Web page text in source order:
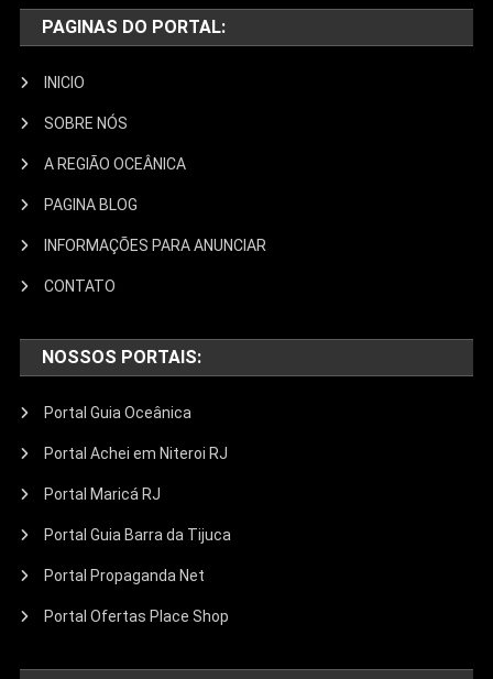
PAGINAS DO PORTAL:
INICIO
SOBRE NÓS
A REGIÃO OCEÂNICA
PAGINA BLOG
INFORMAÇÕES PARA ANUNCIAR
CONTATO
NOSSOS PORTAIS:
Portal Guia Oceânica
Portal Achei em Niteroi RJ
Portal Maricá RJ
Portal Guia Barra da Tijuca
Portal Propaganda Net
Portal Ofertas Place Shop